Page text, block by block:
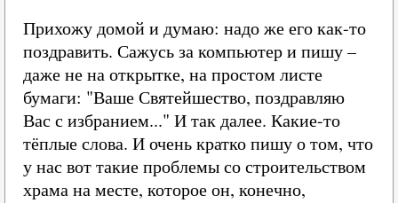
Прихожу домой и думаю: надо же его как-то
поздравить. Сажусь за компьютер и пишу –
даже не на открытке, на простом листе
бумаги: "Ваше Святейшество, поздравляю
Вас с избранием..." И так далее. Какие-то
тёплые слова. И очень кратко пишу о том, что
у нас вот такие проблемы со строительством
храма на месте, которое он, конечно,